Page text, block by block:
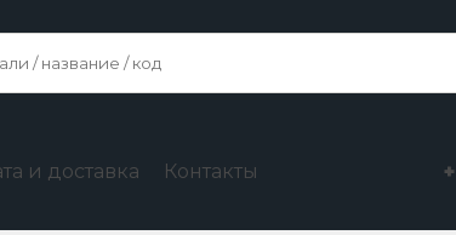
и доставка Контакты